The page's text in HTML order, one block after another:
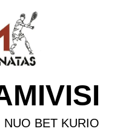
NUO BET KURIO